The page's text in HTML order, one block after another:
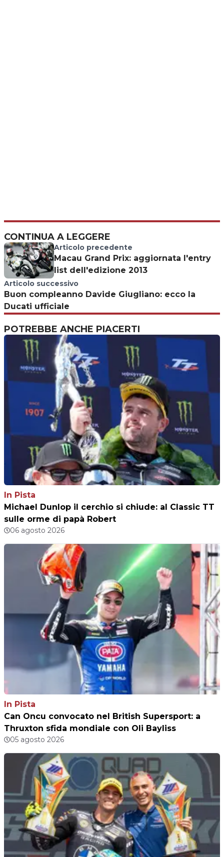
CONTINUA A LEGGERE
Articolo precedente
Macau Grand Prix: aggiornata l'entry
list dell'edizione 2013
Articolo successivo
Buon compleanno Davide Giugliano: ecco la
Ducati ufficiale
POTREBBE ANCHE PIACERTI
In Pista
Michael Dunlop il cerchio si chiude: al Classic TT
sulle orme di papà Robert
06 agosto 2026
In Pista
Can Oncu convocato nel British Supersport: a
Thruxton sfida mondiale con Oli Bayliss
05 agosto 2026